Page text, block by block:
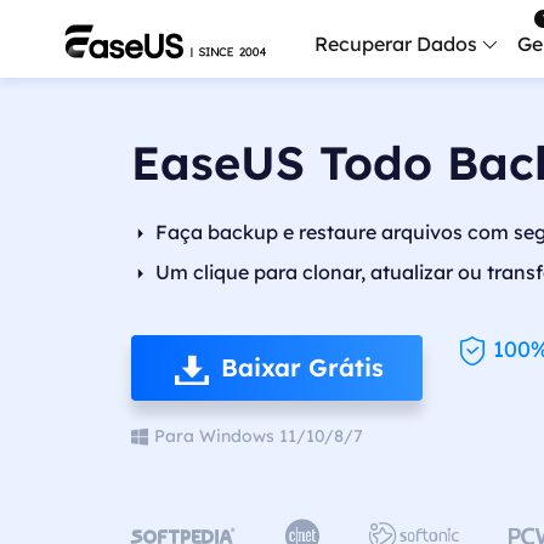
Recuperar Dados
EaseUS Todo
Faça backup e restaure arquivos com
Um clique para clonar, atualizar ou
Baixar Grátis
Para Windows 11/10/8/7
  